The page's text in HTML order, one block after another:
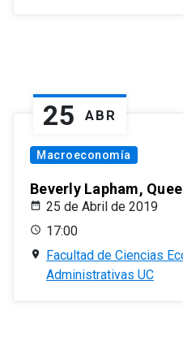
25 ABR
Macroeconomía
Beverly Lapham,
25 de Abril de 2019
17:00
Facultad de Ciencias
Administrativas UC